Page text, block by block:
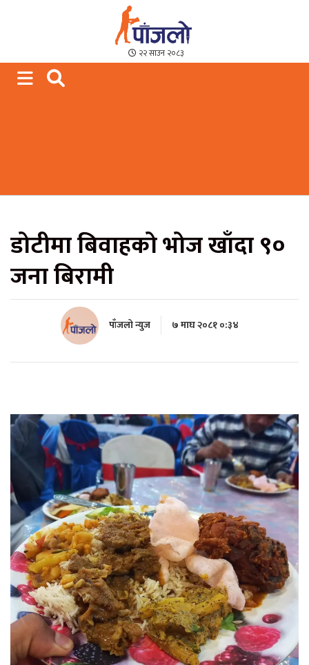
Paajalo News
We are from Far West Nepal
२२ साउन २०८३
डोटीमा बिवाहको भोज खाँदा ९०
जना बिरामी
पाँजलो न्युज ७ माघ २०८१ ०:३४